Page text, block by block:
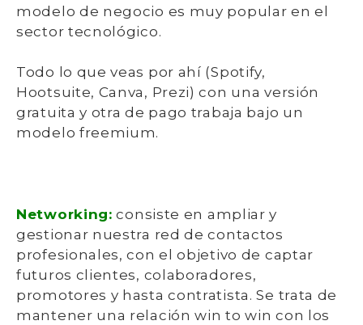
modelo de negocio es muy popular en el
sector tecnológico.
Todo lo que veas por ahí (Spotify,
Hootsuite, Canva, Prezi) con una versión
gratuita y otra de pago trabaja bajo un
modelo freemium.
Networking: consiste en ampliar y
gestionar nuestra red de contactos
profesionales, con el objetivo de captar
futuros clientes, colaboradores,
promotores y hasta contratista. Se trata de
mantener una relación win to win con los